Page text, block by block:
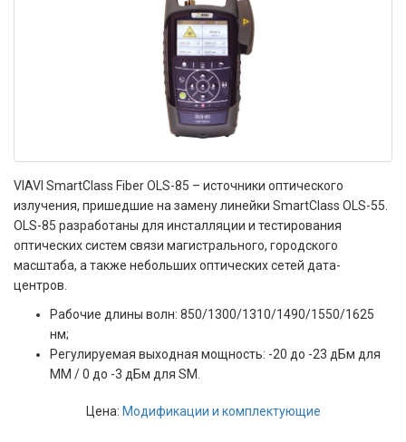
VIAVI SmartClass Fiber OLS-85 – источники оптического
излучения, пришедшие на замену линейки SmartClass OLS-55.
OLS-85 разработаны для инсталляции и тестирования
оптических систем связи магистрального, городского
масштаба, а также небольших оптических сетей дата-
центров.
Рабочие длины волн: 850/1300/1310/1490/1550/1625
нм;
Регулируемая выходная мощность: -20 до -23 дБм для
MM / 0 до -3 дБм для SM.
Цена: Модификации и комплектующие